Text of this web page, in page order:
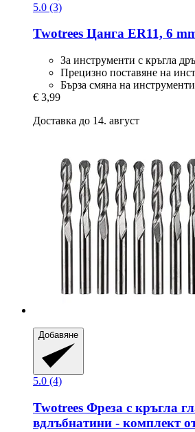
5.0 (3)
Twotrees Цанга ER11, 6
За инструменти с кръгла
Прецизно поставяне на
Бърза смяна на
€ 3,99
Доставка до 14. август
Добавяне
5.0 (4)
Twotrees Фреза с кръгла
вдлъбнатини -​ комплект